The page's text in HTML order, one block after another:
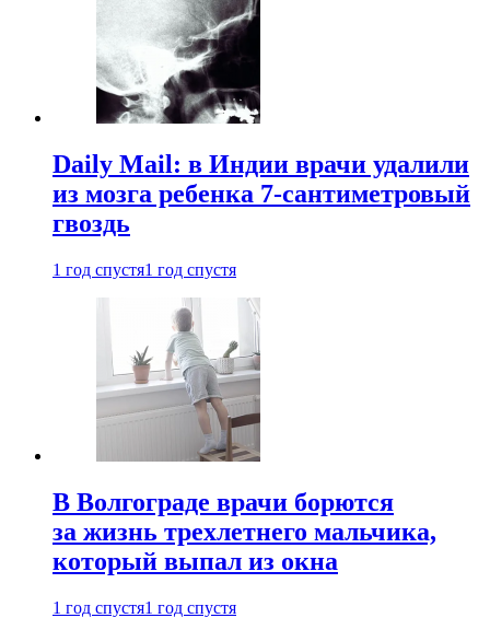
Daily Mail: в Индии врачи удалили
из мозга ребенка 7-сантиметровый
гвоздь
1 год спустя1 год спустя
В Волгограде врачи борются
за жизнь трехлетнего мальчика,
который выпал из окна
1 год спустя1 год спустя